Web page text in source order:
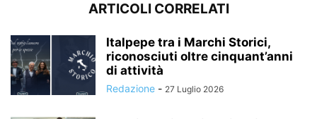
ARTICOLI CORRELATI
Italpepe tra i Marchi Storici,
riconosciuti oltre cinquant’anni
di attività
Redazione - 27 Luglio 2026